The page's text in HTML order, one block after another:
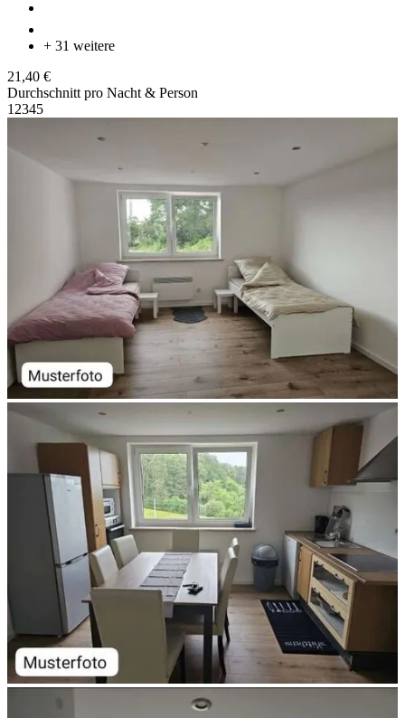
+ 31 weitere
21,40 €
Durchschnitt pro Nacht & Person
1 2345